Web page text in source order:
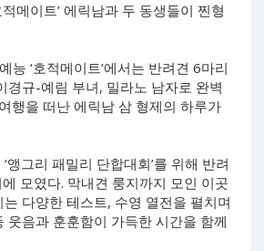
메이트’ 에릭남과 두 동생들이 찐형
능 ‘호적메이트’에서는 반려견 6마리
경규-예림 부녀, 밀라노 남자로 완벽
행을 떠난 에릭남 삼 형제의 하루가
앵그리 패밀리 단합대회’를 위해 반려
모였다. 막내견 룽지까지 모인 이곳
다양한 테스트, 수영 열전을 펼치며
웃음과 훈훈함이 가득한 시간을 함께